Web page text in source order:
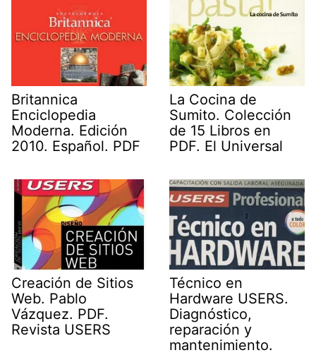
Britannica
Enciclopedia
Moderna. Edición
2010. Español. PDF
La Cocina de
Sumito. Colección
de 15 Libros en
PDF. El Universal
Creación de Sitios
Web. Pablo
Vázquez. PDF.
Revista USERS
Técnico en
Hardware USERS.
Diagnóstico,
reparación y
mantenimiento.